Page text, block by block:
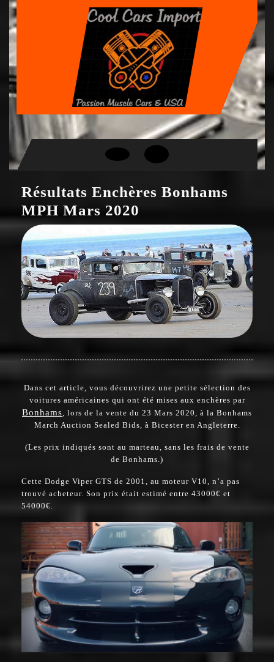
Skip
to
content
Open
Résultats Enchères Bonhams
MPH Mars 2020
Dans cet article, vous découvrirez une petite sélection des
voitures américaines qui ont été mises aux enchères par
Bonhams, lors de la vente du 23 Mars 2020, à la Bonhams
March Auction Sealed Bids, à Bicester en Angleterre.
(Les prix indiqués sont au marteau, sans les frais de vente
de Bonhams.)
Cette Dodge Viper GTS de 2001, au moteur V10, n’a pas
trouvé acheteur. Son prix était estimé entre 43000€ et
54000€.